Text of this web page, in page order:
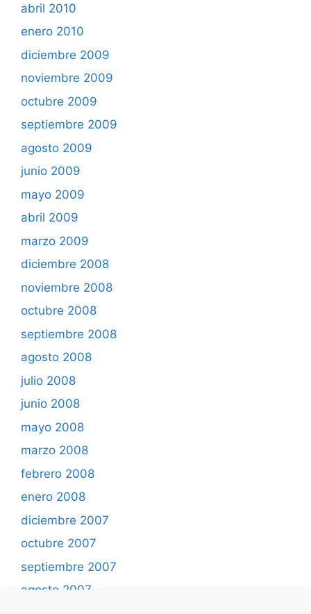
abril 2010
enero 2010
diciembre 2009
noviembre 2009
octubre 2009
septiembre 2009
agosto 2009
junio 2009
mayo 2009
abril 2009
marzo 2009
diciembre 2008
noviembre 2008
octubre 2008
septiembre 2008
agosto 2008
julio 2008
junio 2008
mayo 2008
marzo 2008
febrero 2008
enero 2008
diciembre 2007
octubre 2007
septiembre 2007
agosto 2007